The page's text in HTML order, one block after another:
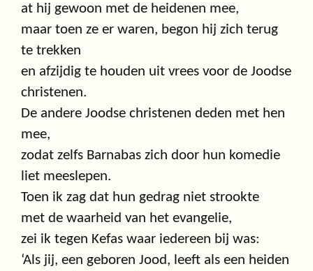
at hij gewoon met de heidenen mee,
maar toen ze er waren, begon hij zich terug
te trekken
en afzijdig te houden uit vrees voor de Joodse
christenen.
De andere Joodse christenen deden met hen
mee,
zodat zelfs Barnabas zich door hun komedie
liet meeslepen.
Toen ik zag dat hun gedrag niet strookte
met de waarheid van het evangelie,
zei ik tegen Kefas waar iedereen bij was:
‘Als jij, een geboren Jood, leeft als een heiden